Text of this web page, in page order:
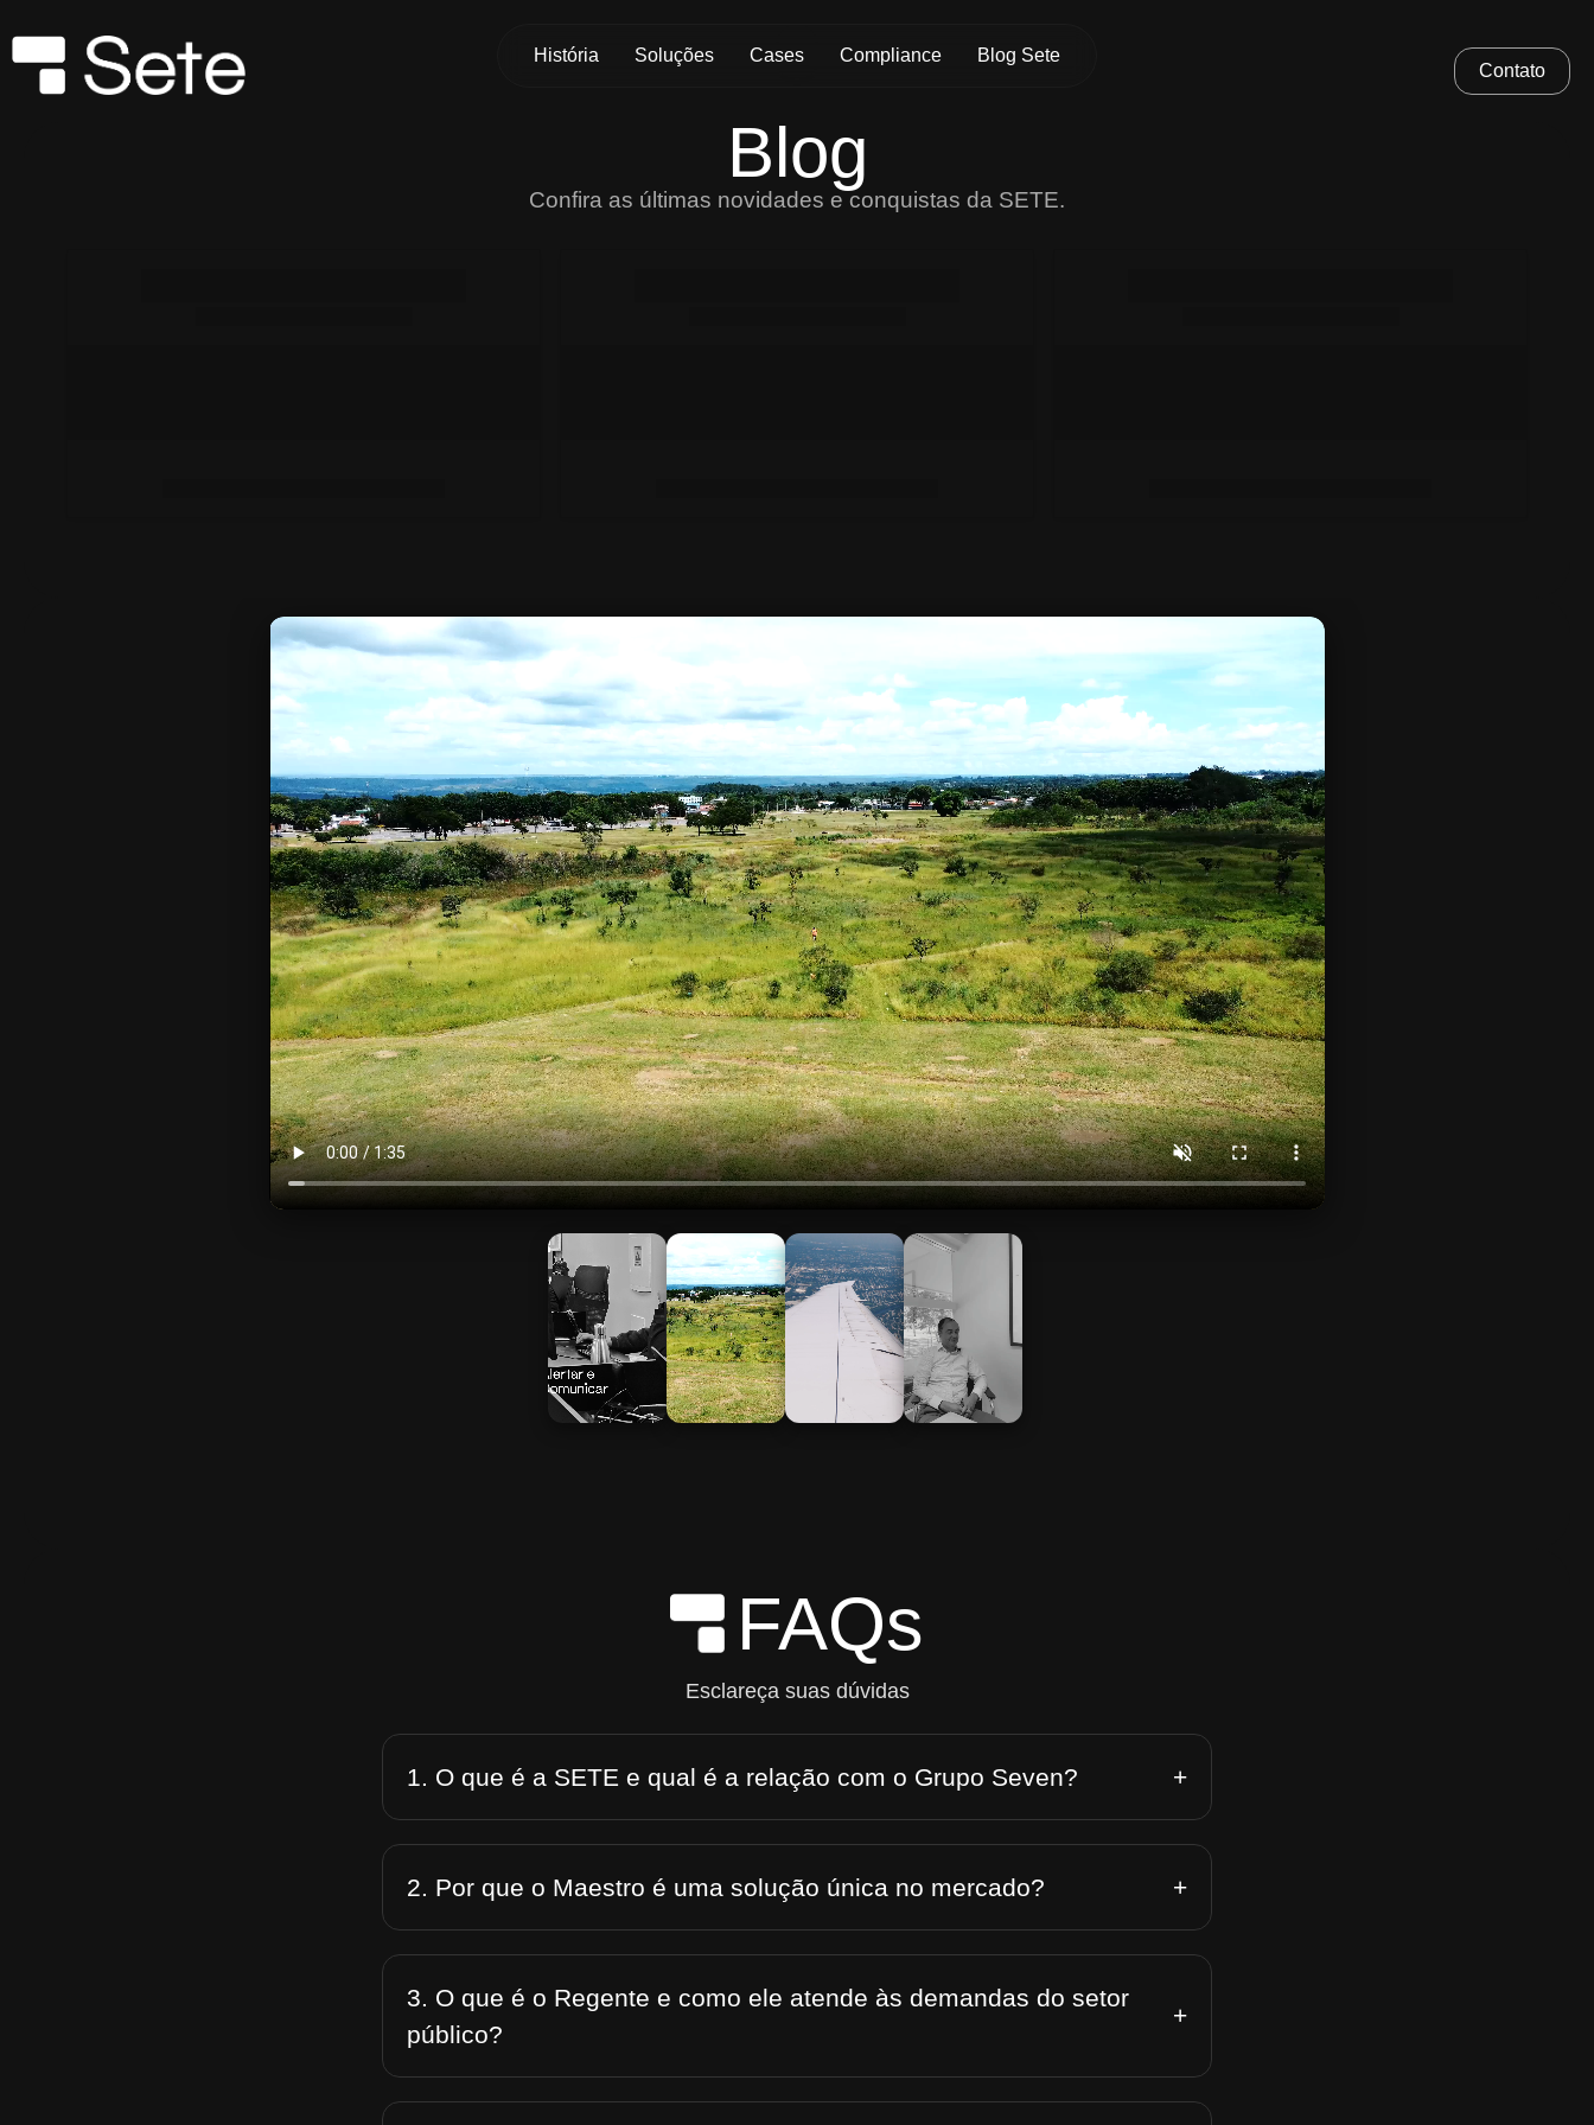
Skip to Main Content
História Soluções Cases Compliance Blog Sete
Contato
Blog
Confira as últimas novidades e conquistas da SETE.
FAQs
Esclareça suas dúvidas
1. O que é a SETE e qual é a relação com o Grupo Seven? +
2. Por que o Maestro é uma solução única no mercado? +
3. O que é o Regente e como ele atende às demandas do setor
público?
+